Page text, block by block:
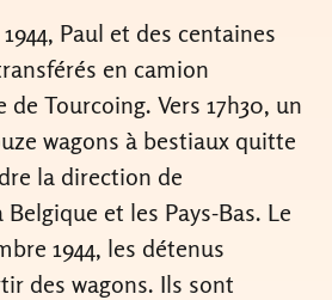
Paul et des centaines
en camion
de Tourcoing. Vers 17h30, un
wagons à bestiaux quitte
la direction de
et les Pays-Bas. Le
1944, les détenus
des wagons. Ils sont